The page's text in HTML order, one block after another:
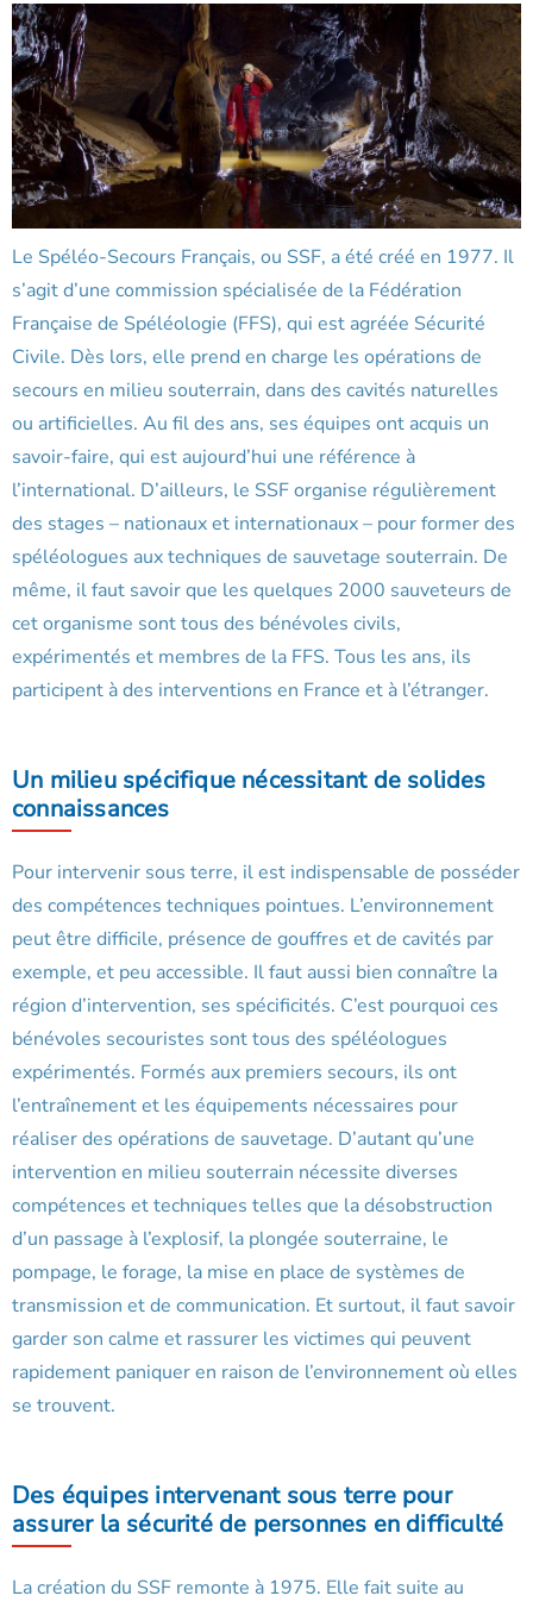
Le Spéléo-Secours Français, ou SSF, a été créé en 1977. Il
s’agit d’une commission spécialisée de la Fédération
Française de Spéléologie (FFS), qui est agréée Sécurité
Civile. Dès lors, elle prend en charge les opérations de
secours en milieu souterrain, dans des cavités naturelles
ou artificielles. Au fil des ans, ses équipes ont acquis un
savoir-faire, qui est aujourd’hui une référence à
l’international. D’ailleurs, le SSF organise régulièrement
des stages – nationaux et internationaux – pour former des
spéléologues aux techniques de sauvetage souterrain. De
même, il faut savoir que les quelques 2000 sauveteurs de
cet organisme sont tous des bénévoles civils,
expérimentés et membres de la FFS. Tous les ans, ils
participent à des interventions en France et à l’étranger.
Un milieu spécifique nécessitant de solides
connaissances
Pour intervenir sous terre, il est indispensable de posséder
des compétences techniques pointues. L’environnement
peut être difficile, présence de gouffres et de cavités par
exemple, et peu accessible. Il faut aussi bien connaître la
région d’intervention, ses spécificités. C’est pourquoi ces
bénévoles secouristes sont tous des spéléologues
expérimentés. Formés aux premiers secours, ils ont
l’entraînement et les équipements nécessaires pour
réaliser des opérations de sauvetage. D’autant qu’une
intervention en milieu souterrain nécessite diverses
compétences et techniques telles que la désobstruction
d’un passage à l’explosif, la plongée souterraine, le
pompage, le forage, la mise en place de systèmes de
transmission et de communication. Et surtout, il faut savoir
garder son calme et rassurer les victimes qui peuvent
rapidement paniquer en raison de l’environnement où elles
se trouvent.
Des équipes intervenant sous terre pour
assurer la sécurité de personnes en difficulté
La création du SSF remonte à 1975. Elle fait suite au